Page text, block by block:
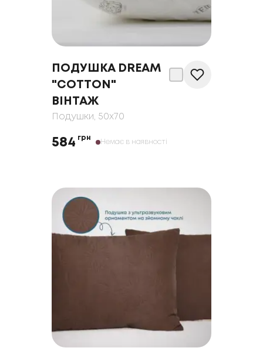
ПОДУШКА DREAM
"COTTON"
ВІНТАЖ
Подушки, 50x70
584 грн
Немає в наявності